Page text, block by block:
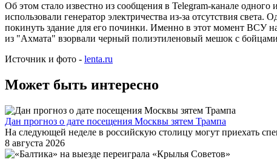
Об этом стало известно из сообщения в Telegram-канале
использовали генератор электричества из-за отсутствия
покинуть здание для его починки. Именно в этот момент ВСУ
из "Ахмата" взорвали черный полиэтиленовый мешок с
Источник и фото - lenta.ru
Может быть интересно
Дан прогноз о дате посещения Москвы зятем Трампа
На следующей неделе в российскую столицу могут приехать
8 августа 2026